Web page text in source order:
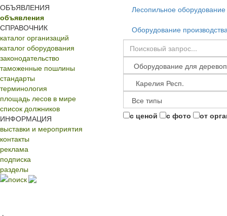
ОБЪЯВЛЕНИЯ
объявления
СПРАВОЧНИК
каталог организаций
каталог оборудования
законодательство
таможенные пошлины
стандарты
терминология
площадь лесов в мире
список должников
ИНФОРМАЦИЯ
выставки и мероприятия
контакты
реклама
подписка
разделы
поиск
Лесопильное оборудование
Оборудование
с ценой с фото от